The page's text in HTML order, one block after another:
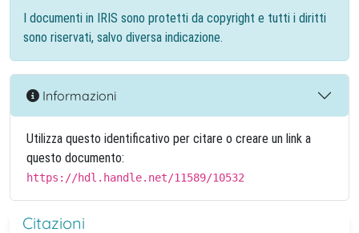
I documenti in IRIS sono protetti da copyright e tutti i diritti
sono riservati, salvo diversa indicazione.
Informazioni
Utilizza questo identificativo per citare o creare un link a
questo documento:
https://hdl.handle.net/11589/10532
Citazioni